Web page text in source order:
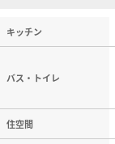
キッチン
バス・トイレ
住空間